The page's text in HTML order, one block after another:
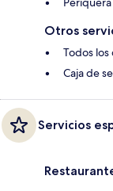
Otros
Todos los
Caja de
Servicios